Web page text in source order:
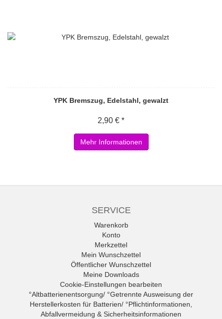
YPK Bremszug, Edelstahl, gewalzt
2,90 € *
Mehr Informationen
SERVICE
Warenkorb
Konto
Merkzettel
Mein Wunschzettel
Öffentlicher Wunschzettel
Meine Downloads
Cookie-Einstellungen bearbeiten
°Altbatterienentsorgung/ °Getrennte Ausweisung der
Herstellerkosten für Batterien/ °Pflichtinformationen,
Abfallvermeidung & Sicherheitsinformationen